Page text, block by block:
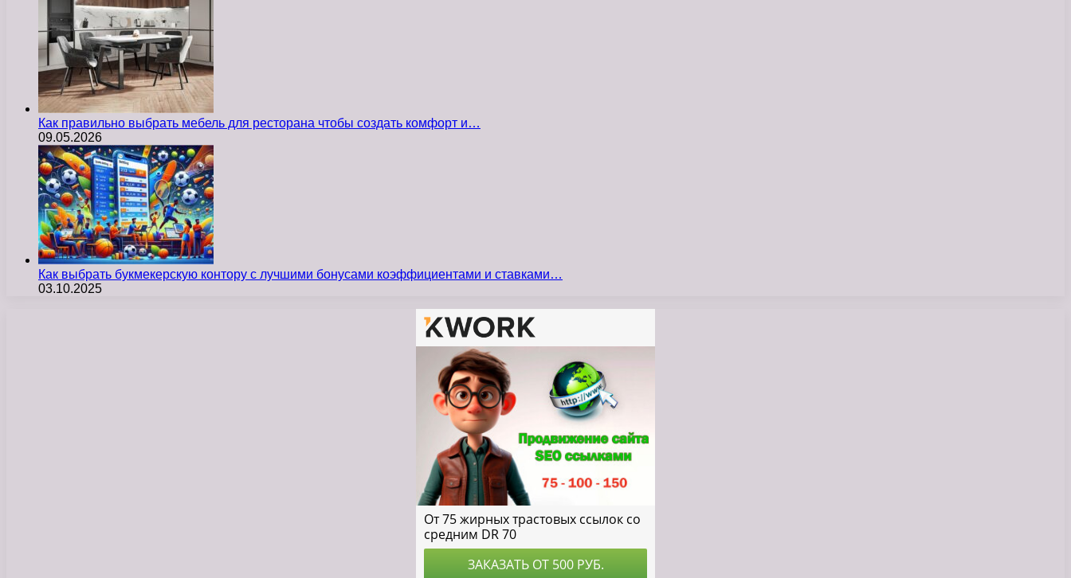
Как правильно выбрать мебель для ресторана чтобы создать комфорт и…
09.05.2026
Как выбрать букмекерскую контору с лучшими бонусами коэффициентами и ставками…
03.10.2025